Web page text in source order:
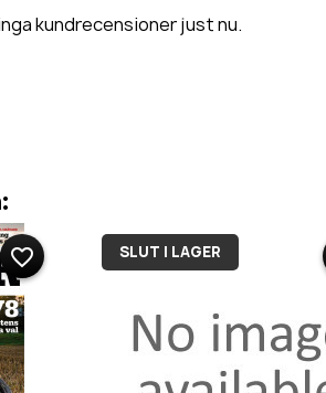
kundrecensioner just nu.
favorite_border SLUT I LAGER